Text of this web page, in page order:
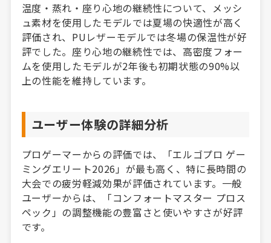
温度・蒸れ・座り心地の継続性について、メッシ
ュ素材を使用したモデルでは夏場の快適性が高く
評価され、PUレザーモデルでは冬場の保温性が好
評でした。座り心地の継続性では、高密度フォー
ムを使用したモデルが2年後も初期状態の90%以
上の性能を維持しています。
ユーザー体験の詳細分析
プロゲーマーからの評価では、「エルゴプロ ゲー
ミングエリート2026」が最も高く、特に長時間の
大会での疲労軽減効果が評価されています。一般
ユーザーからは、「コンフォートマスター プロス
ペック」の調整機能の豊富さと使いやすさが好評
です。